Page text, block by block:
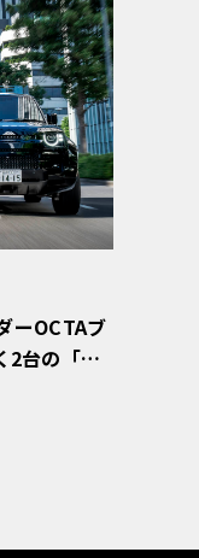
ーOCTAブ
2台の「対